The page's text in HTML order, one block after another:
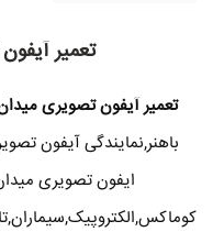
تعمیر
تعمیر آیفون تصویری
باهنر,نمایندگی آیفون
ایفون تصویری